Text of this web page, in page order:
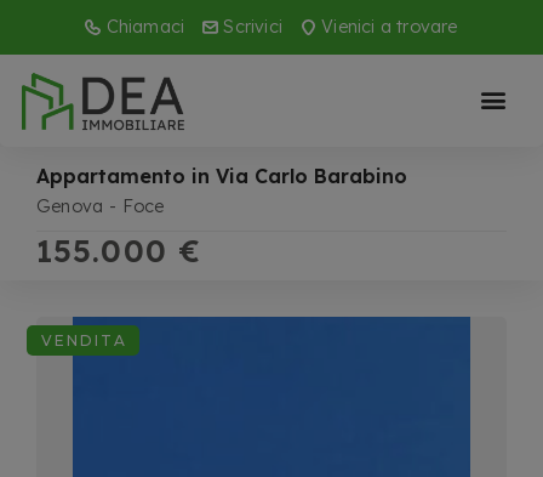
Chiamaci Scrivici Vienici a trovare
Appartamento in Via Carlo Barabino
Genova Foce
155.000 €
VENDITA